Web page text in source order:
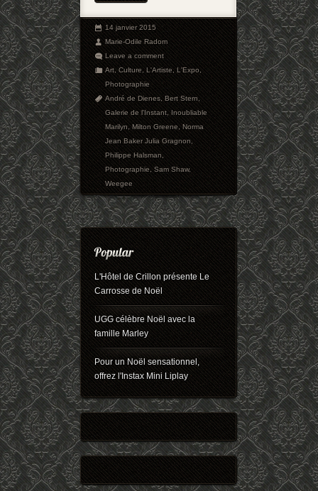
14 janvier 2015
Marie-Odile Radom
Leave a comment
Art,Culture,L'Artiste,L'Expo,
Photographie
André de Dienes,Bert Stern,
Galerie de l'Instant,Inoubliable
Marilyn,Milton Greene,Norma
Jean Baker Julia Gragnon,
Philippe Halsman,
Photographie,Sam Shaw,
Weegee
L'Hôtel de Crillon présente Le
Carrosse de Noël
UGG célèbre Noël avec la
famille Marley
Pour un Noël sensationnel,
offrez l'Instax Mini Liplay